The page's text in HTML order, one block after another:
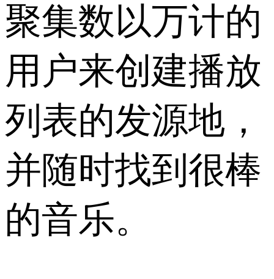
聚集数以万计的
用户来创建播放
列表的发源地，
并随时找到很棒
的音乐。